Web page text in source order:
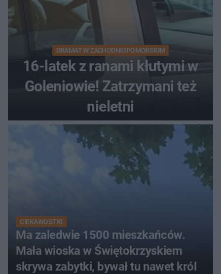
DRAMAT W ZACHODNIOPOMORSKIM
16-latek z ranami kłutymi w
Goleniowie! Zatrzymani też
nieletni
CIEKAWOSTKI
Ma zaledwie 1500 mieszkańców.
Mała wioska w Świętokrzyskiem
skrywa zabytki, bywał tu nawet król